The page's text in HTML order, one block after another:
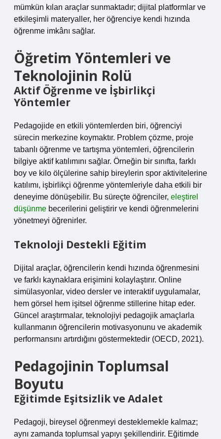
mümkün kılan araçlar sunmaktadır; dijital platformlar ve
etkileşimli materyaller, her öğrenciye kendi hızında
öğrenme imkânı sağlar.
Öğretim Yöntemleri ve
Teknolojinin Rolü
Aktif Öğrenme ve İşbirlikçi
Yöntemler
Pedagojide en etkili yöntemlerden biri, öğrenciyi
sürecin merkezine koymaktır. Problem çözme, proje
tabanlı öğrenme ve tartışma yöntemleri, öğrencilerin
bilgiye aktif katılımını sağlar. Örneğin bir sınıfta, farklı
boy ve kilo ölçülerine sahip bireylerin spor aktivitelerine
katılımı, işbirlikçi öğrenme yöntemleriyle daha etkili bir
deneyime dönüşebilir. Bu süreçte öğrenciler, eleştirel
düşünme becerilerini geliştirir ve kendi öğrenmelerini
yönetmeyi öğrenirler.
Teknoloji Destekli Eğitim
Dijital araçlar, öğrencilerin kendi hızında öğrenmesini
ve farklı kaynaklara erişimini kolaylaştırır. Online
simülasyonlar, video dersler ve interaktif uygulamalar,
hem görsel hem işitsel öğrenme stillerine hitap eder.
Güncel araştırmalar, teknolojiyi pedagojik amaçlarla
kullanmanın öğrencilerin motivasyonunu ve akademik
performansını artırdığını göstermektedir (OECD, 2021).
Pedagojinin Toplumsal
Boyutu
Eğitimde Eşitsizlik ve Adalet
Pedagoji, bireysel öğrenmeyi desteklemekle kalmaz;
aynı zamanda toplumsal yapıyı şekillendirir. Eğitimde